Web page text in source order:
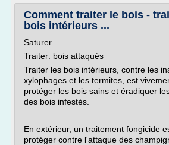
Comment traiter le bois -
bois intérieurs ...
Saturer
Traiter: bois attaqués
Traiter les bois intérieurs, contre les
xylophages et les termites, est
protéger les bois sains et éradiquer
des bois infestés.
En extérieur, un traitement fongicide
protéger contre l'attaque des